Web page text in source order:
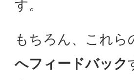
す。
もちろん、これら
へフィードバック